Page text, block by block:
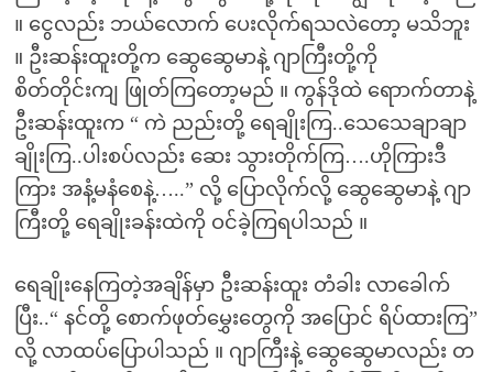
။ ငွေလည်း ဘယ်လောက် ပေးလိုက်ရသလဲတော့ မသိဘူး
။ ဦးဆန်းထူးတို့က ဆွေဆွေမာနဲ့ ဂျာကြီးတို့ကို
စိတ်တိုင်းကျ ဖြုတ်ကြတော့မည် ။ ကွန်ဒိုထဲ ရောာက်တာနဲ့
ဦးဆန်းထူးက “ ကဲ ညည်းတို့ ရေချိုးကြ..သေသေချာချာ
ချိုးကြ..ပါးစပ်လည်း ဆေး သွားတိုက်ကြ….ဟိုကြားဒီ
ကြား အနံ့မနံစေနဲ့…..” လို့ ပြောလိုက်လို့ ဆွေဆွေမာနဲ့ ဂျာ
ကြီးတို့ ရေချိုးခန်းထဲကို ဝင်ခဲ့ကြရပါသည် ။
ရေချိုးနေကြတဲ့အချိန်မှာ ဦးဆန်းထူး တံခါး လာခေါက်
ပြီး..“ နင်တို့ စောက်ဖုတ်မွှေးတွေကို အပြောင် ရိပ်ထားကြ”
လို့ လာထပ်ပြောပါသည် ။ ဂျာကြီးနဲ့ ဆွေဆွေမာလည်း တ